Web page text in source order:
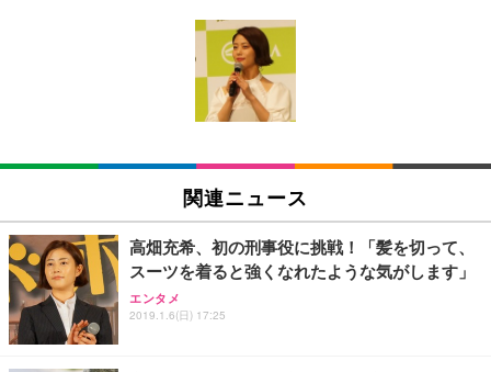
[EdoErgo] オフィスチェア 椅子 テレワーク 疲れな
い 跳ね上げ式アームレスト コンパクト 約105度ロッ
キング pc 事務椅子 360度回転 座面昇降 強化ナイロ
ン樹脂ベース 通気性メッシュ 在宅ワーク H-WY01
(黒網+黒枠+黒足)
SIHOO B100 オフィスチェア／デスクチェア メッシ
ュチェア 人間工学 疲れない ブラック
￥27,999
Sezlife オフィスチェア デスクチェア 疲れない テレ
ワーク チェア 強化バックレスト 30度ロッキング機
能 人間工学 椅子 腰サポート 90度跳ね上げ式アーム
EIZO ビジネス向けプレミアムモニター | FlexScan
EV3240X-WT | 31.5型4K UHD・USB Type-C・ホワ
EIZO ビジネス向けプレミアムモニター | FlexScan
￥109,572
【純正品】27"ゲーミングモニター DualSense 充電
フック付き（CFI-ZDM1J）
Amazonベーシック ペットシーツ 薄型 レギュラー 1
回使い捨て 無香料 ホワイト 300枚
Amazonベーシック ペットシーツ 厚型 ワイド 42枚
x2袋(84枚) ホワイト(吸収面:ライトブルー)
￥3,234
ネオ・ルーライフ ネオ・オムツ L 中型犬用 26枚入
り 単品
関連ニュース
高畑充希、初の刑事役に挑戦！「髪を切って、
スーツを着ると強くなれたような気がします」
エンタメ
2019.1.6(日) 17:25